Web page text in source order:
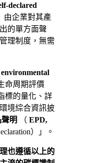
declared
由企業對其產
的單方面聲
理制度，無需
命周期評價
標的量化、詳
境綜合資訊披
明 （ EPD,
）」。
也遵循以上的